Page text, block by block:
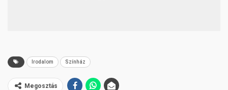
Irodalom Színház
Megosztás